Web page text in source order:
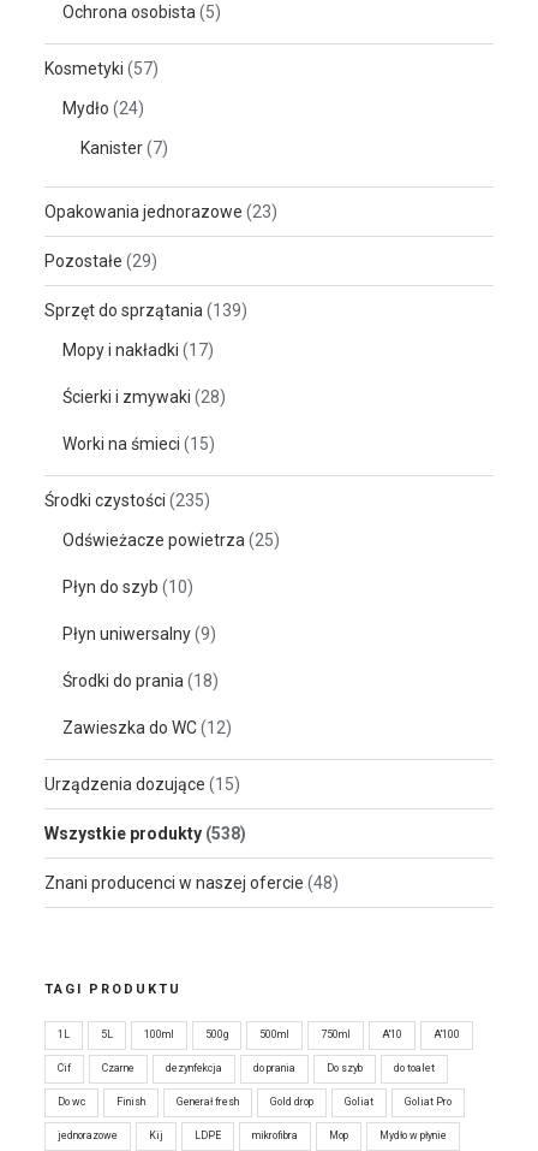
Ochrona osobista (5)
Kosmetyki (57)
Mydło (24)
Kanister (7)
Opakowania jednorazowe (23)
Pozostałe (29)
Sprzęt do sprzątania (139)
Mopy i nakładki (17)
Ścierki i zmywaki (28)
Worki na śmieci (15)
Środki czystości (235)
Odświeżacze powietrza (25)
Płyn do szyb (10)
Płyn uniwersalny (9)
Środki do prania (18)
Zawieszka do WC (12)
Urządzenia dozujące (15)
Wszystkie produkty (538)
Znani producenci w naszej ofercie (48)
TAGI PRODUKTU
1L 5L 100ml 500g 500ml 750ml A'10 A'100
Cif Czarne dezynfekcja do prania Do szyb do toalet
Do wc Finish Generał fresh Gold drop Goliat Goliat Pro
jednorazowe Kij LDPE mikrofibra Mop Mydło w płynie